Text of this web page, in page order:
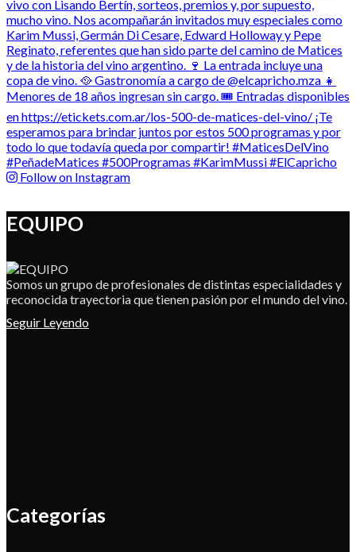
Follow on Instagram
EQUIPO
Somos un grupo de profesionales de distintas especialidades y
reconocida trayectoria que tienen pasión por el mundo del vino.
Seguir Leyendo
Categorías